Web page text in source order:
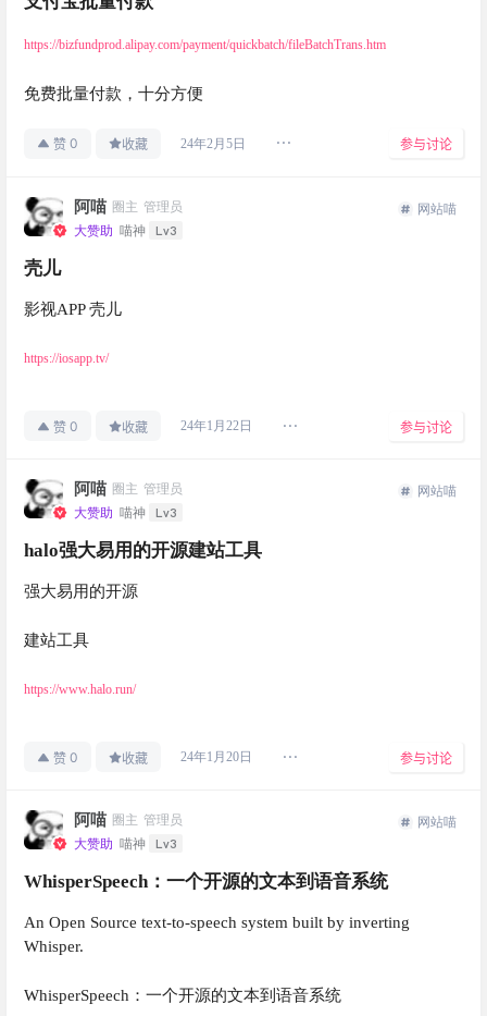
https://bizfundprod.alipay.com/payment/quickbatch/fileBatchTrans.htm
免费批量付款，十分方便
赞 0 收藏 24年2月5日 参与讨论
阿喵 圈主 管理员
大赞助 喵神 Lv3
网站喵
壳儿
影视APP 壳儿
https://iosapp.tv/
赞 0 收藏 24年1月22日 参与讨论
阿喵 圈主 管理员
大赞助 喵神 Lv3
网站喵
halo强大易用的开源建站工具
强大易用的开源
建站工具
https://www.halo.run/
赞 0 收藏 24年1月20日 参与讨论
阿喵 圈主 管理员
大赞助 喵神 Lv3
网站喵
WhisperSpeech：一个开源的文本到语音系统
An Open Source text-to-speech system built by inverting
Whisper.
WhisperSpeech：一个开源的文本到语音系统